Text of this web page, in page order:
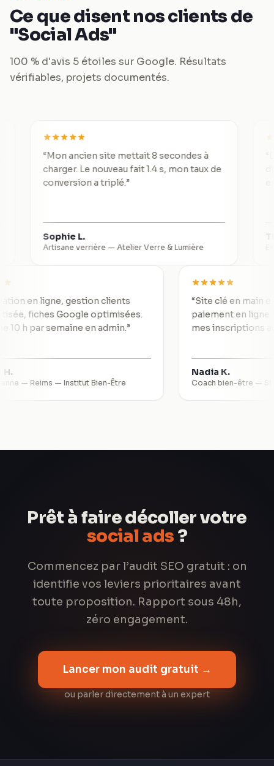
Ce que disent nos clients de
"Social Ads"
100 % d'avis 5 étoiles sur Google. Résultats
vérifiables, projets documentés.
Mon ancien site mettait 8 secondes à
charger. Le nouveau fait 1.4 s, mon taux de
conversion a triplé.”
Sophie L.
Artisane verrière—Atelier Verre & Lumière
Thomas
Réservation en ligne, gestion clients
fiches Google optimisées.
gagne 10 h par semaine en admin.
H.
— Reims—Institut Bien-Être
“Site clé en
paiement
mes
Nadia K.
Coach bien-
Prêt à faire décoller votre
social ads ?
Commencez par l’audit SEO gratuit : on
identifie vos leviers prioritaires avant
toute proposition. Rapport sous 48h,
zéro engagement.
Lancer mon audit gratuit →
ou parler directement à un expert